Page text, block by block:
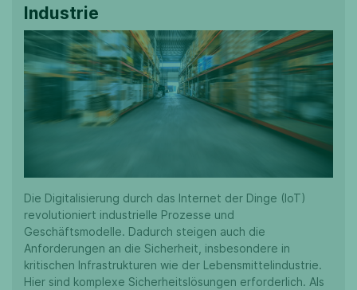
Industrie
Die Digitalisierung durch das Internet der Dinge (IoT)
revolutioniert industrielle Prozesse und
Geschäftsmodelle. Dadurch steigen auch die
Anforderungen an die Sicherheit, insbesondere in
kritischen Infrastrukturen wie der Lebensmittelindustrie.
Hier sind komplexe Sicherheitslösungen erforderlich. Als